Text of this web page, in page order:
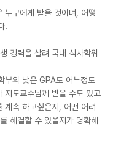
누구에게 받을 것이며, 어떻
.
경력을 살려 국내 석사학위
부의 낮은 GPA도 어느정도
지도교수님께 받을 수도 있고
계속 하고싶은지, 어떤 어려
해결할 수 있을지가 명확해